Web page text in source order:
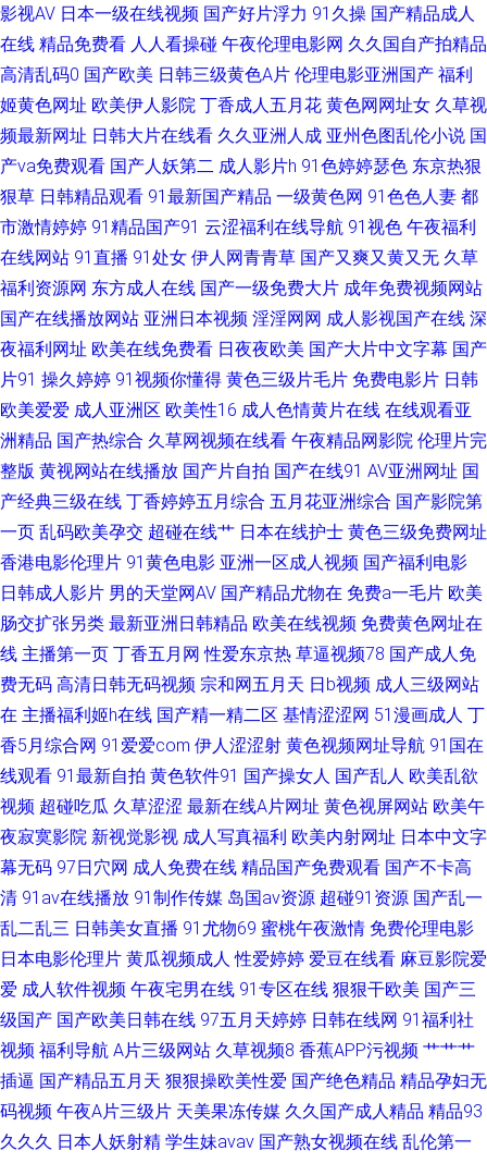
超碰超在线 精品蜜桃一区二区 人妖伪娘专区 青青久久99 91吃瓜黑社 狠狠肏
成人专区 天天爽天天弄 久久爱88热 日韩午夜精品 91久色女优 九一新址z叉
57 亚洲成人在线播放 97视频总站 国产精品36页 欧美AⅤ 国产久草视频导航
午夜销魂福利 国产福利漂漂网 男人午夜剧场AB 91视频官网观看 福利视频在
线 老司机深夜影院 污版视频 91制片在线观看 日日操操操 99超碰自拍 欧美
亚洲成人欧美日韩 欧美人妖在线 aaa青青草网 青娱乐豆花午夜 99碰碰视频
国产视频11页 欧美性交 97超碰性爱 国产页1 欧美另类激情 午夜影院男人天
堂 麻豆视屏 91真人实操 国产在线骚货群p 人人操人人超碰 亚洲自伯 精品自
拍傳媒 一本久操 www青青三级 九一自拍 色色92 91热爆视频 日韩理伦Ⅴa
影视AV 日本一级在线视频 国产好片浮力 91久操 国产精品成人
在线 精品免费看 人人看操碰 午夜伦理电影网 久久国自产拍精品
高清乱码0 国产欧美 日韩三级黄色A片 伦理电影亚洲国产 福利
姬黄色网址 欧美伊人影院 丁香成人五月花 黄色网网址女 久草视
频最新网址 日韩大片在线看 久久亚洲人成 亚州色图乱伦小说 国
产va免费观看 国产人妖第二 成人影片h 91色婷婷瑟色 东京热狠
狠草 日韩精品观看 91最新国产精品 一级黄色网 91色色人妻 都
市激情婷婷 91精品国产91 云涩福利在线导航 91视色 午夜福利
在线网站 91直播 91处女 伊人网青青草 国产又爽又黄又无 久草
福利资源网 东方成人在线 国产一级免费大片 成年免费视频网站
国产在线播放网站 亚洲日本视频 淫淫网网 成人影视国产在线 深
夜福利网址 欧美在线免费看 日夜夜欧美 国产大片中文字幕 国产
片91 操久婷婷 91视频你懂得 黄色三级片毛片 免费电影片 日韩
欧美爱爱 成人亚洲区 欧美性16 成人色情黄片在线 在线观看亚
洲精品 国产热综合 久草网视频在线看 午夜精品网影院 伦理片完
整版 黄视网站在线播放 国产片自拍 国产在线91 AV亚洲网址 国
产经典三级在线 丁香婷婷五月综合 五月花亚洲综合 国产影院第
一页 乱码欧美孕交 超碰在线艹 日本在线护士 黄色三级免费网址
香港电影伦理片 91黄色电影 亚洲一区成人视频 国产福利电影
日韩成人影片 男的天堂网AV 国产精品尤物在 免费a一毛片 欧美
肠交扩张另类 最新亚洲日韩精品 欧美在线视频 免费黄色网址在
线 主播第一页 丁香五月网 性爱东京热 草逼视频78 国产成人免
费无码 高清日韩无码视频 宗和网五月天 日b视频 成人三级网站
在 主播福利姬h在线 国产精一精二区 基情涩涩网 51漫画成人 丁
香5月综合网 91爱爱com 伊人涩涩射 黄色视频网址导航 91国在
线观看 91最新自拍 黄色软件91 国产操女人 国产乱人 欧美乱欲
视频 超碰吃瓜 久草涩涩 最新在线A片网址 黄色视屏网站 欧美午
夜寂寞影院 新视觉影视 成人写真福利 欧美内射网址 日本中文字
幕无码 97日穴网 成人免费在线 精品国产免费观看 国产不卡高
清 91av在线播放 91制作传媒 岛国av资源 超碰91资源 国产乱一
乱二乱三 日韩美女直播 91尤物69 蜜桃午夜激情 免费伦理电影
日本电影伦理片 黄瓜视频成人 性爱婷婷 爱豆在线看 麻豆影院爱
爱 成人软件视频 午夜宅男在线 91专区在线 狠狠干欧美 国产三
级国产 国产欧美日韩在线 97五月天婷婷 日韩在线网 91福利社
视频 福利导航 A片三级网站 久草视频8 香蕉APP污视频 艹艹艹
插逼 国产精品五月天 狠狠操欧美性爱 国产绝色精品 精品孕妇无
码视频 午夜A片三级片 天美果冻传媒 久久国产成人精品 精品93
久久久 日本人妖射精 学生妹avav 国产熟女视频在线 乱伦第一